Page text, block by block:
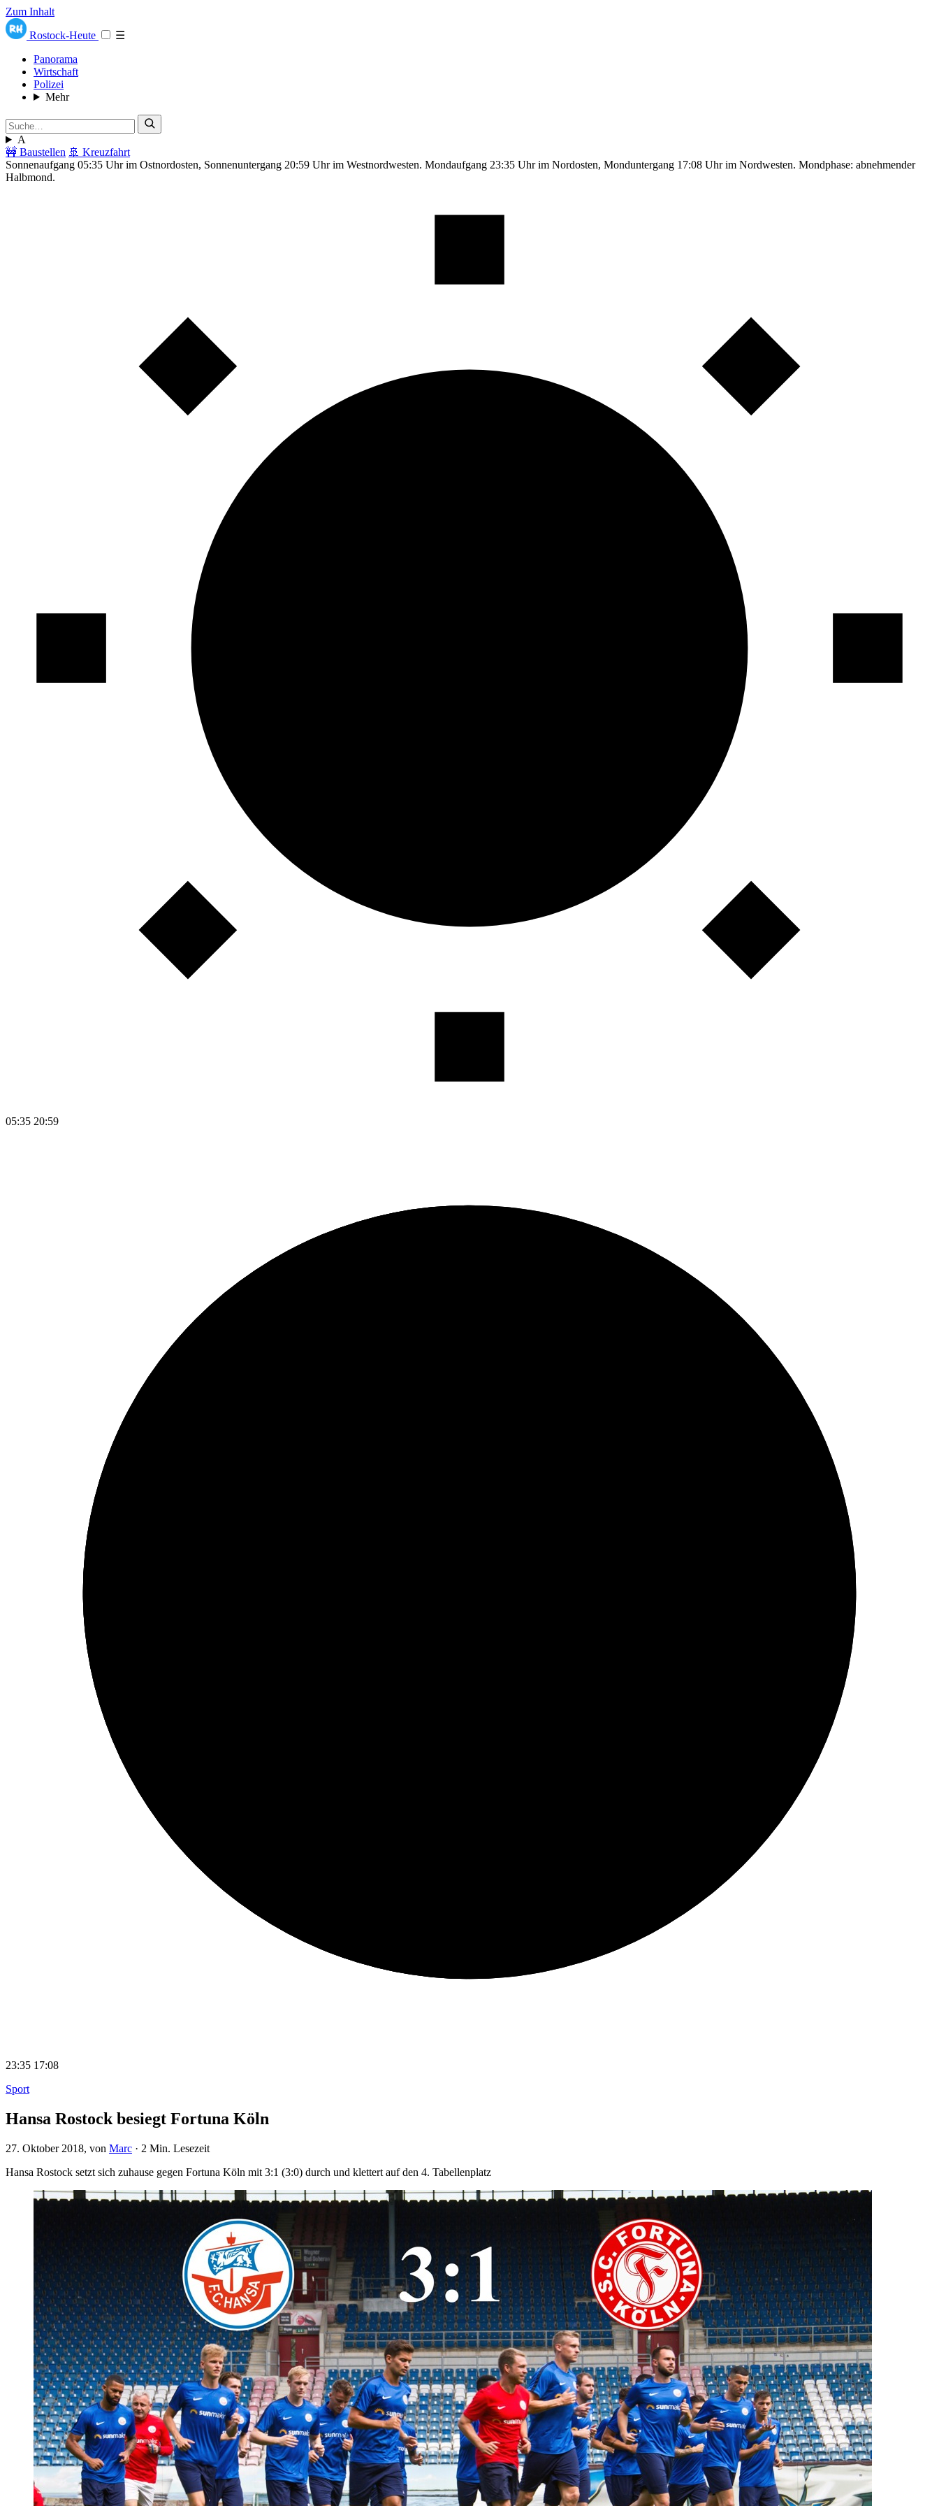
Zum Inhalt
Rostock-Heute
☰
Panorama
Wirtschaft
Polizei
Mehr
A
🚧 Baustellen 🚢 Kreuzfahrt
Sonnenaufgang 05:35 Uhr im Ostnordosten, Sonnenuntergang 20:59 Uhr im Westnordwesten. Mondaufgang 23:35 Uhr im Nordosten, Monduntergang 17:08 Uhr im Nordwesten. Mondphase: abnehmender
Halbmond.
05:35 20:59
23:35 17:08
Sport
Hansa Rostock besiegt Fortuna Köln
27. Oktober 2018, von Marc · 2 Min. Lesezeit
Hansa Rostock setzt sich zuhause gegen Fortuna Köln mit 3:1 (3:0) durch und klettert auf den 4. Tabellenplatz